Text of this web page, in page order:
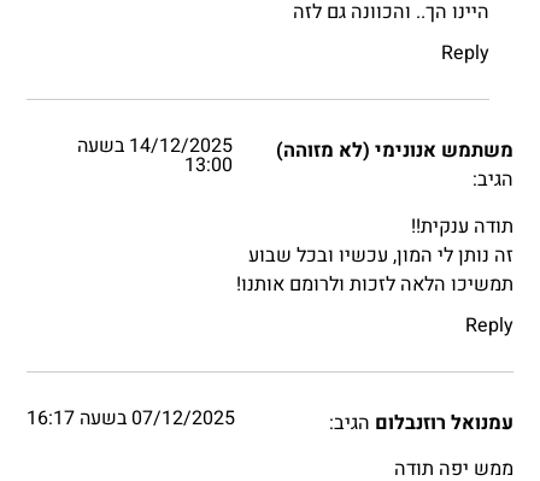
היינו הך.. והכוונה גם לזה
Reply
משתמש אנונימי (לא מזוהה)
הגיב:
14/12/2025 בשעה
13:00
תודה ענקית!!
זה נותן לי המון, עכשיו ובכל שבוע
תמשיכו הלאה לזכות ולרומם אותנו!
Reply
עמנואל רוזנבלום הגיב:
07/12/2025 בשעה 16:17
ממש יפה תודה